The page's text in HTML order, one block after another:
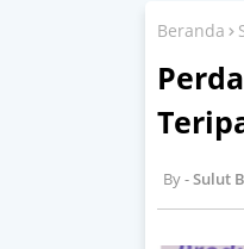
Beranda
Sulut